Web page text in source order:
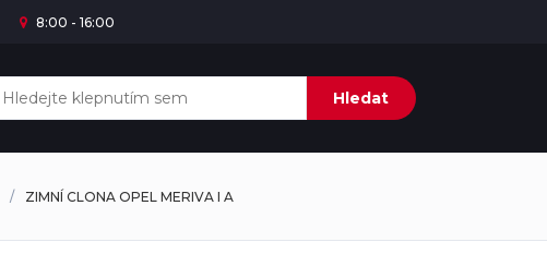
8:00 - 16:00
Hledat
ZIMNÍ CLONA OPEL MERIVA I A